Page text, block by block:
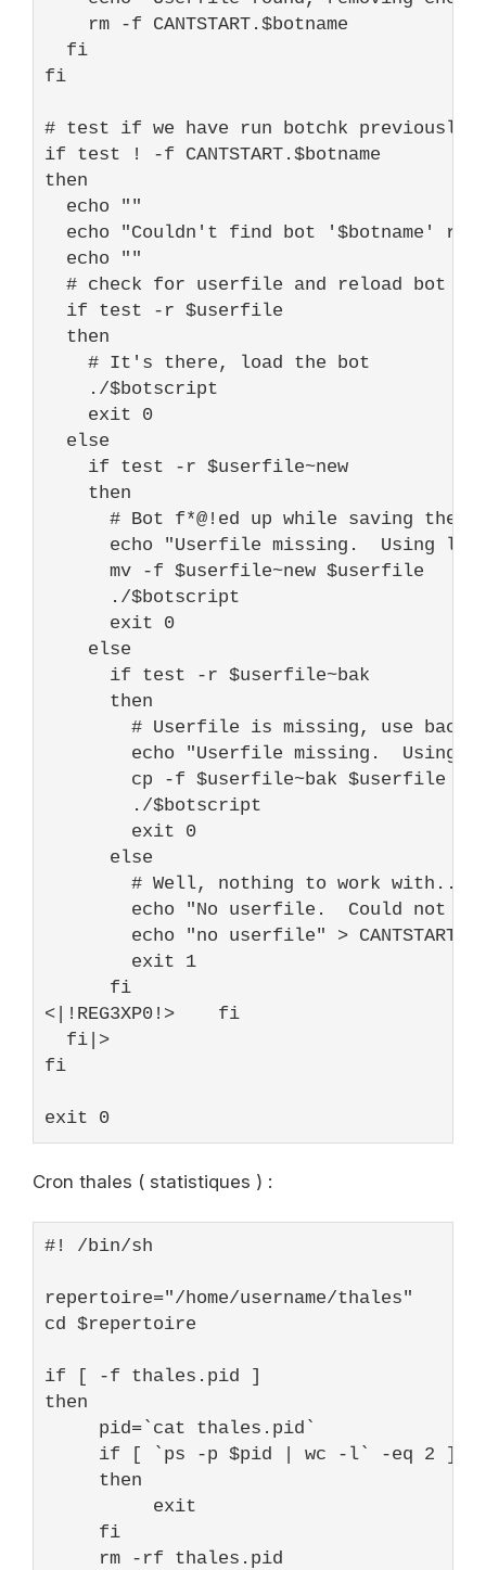
    rm -f CANTSTART.
$botname
  fi
fi
# test if we have run botchk
if test ! -f CANTSTART. $botname
then
echo
""
echo
"Couldn't find bot '$botname'
echo
""
# check for userfile and reload bot if
if test -r $userfile
  then
# It's there, load the bot
    ./
$botscript
exit
0
else
if test -r $userfile~new
    then
# Bot f*@!ed up while saving
echo
"Userfile missing.  Using
      mv -f
$userfile~new $userfile
      ./
$botscript
exit
0
else
if test -r $userfile~bak
      then
# Userfile is missing, use
echo
"Userfile missing.  Using
        cp -f
$userfile~bak $userfile
        ./
$botscript
exit
0
else
# Well, nothing to work with...
echo
"No userfile.  Could not
echo
"no userfile" > CANTSTART.
exit
1
      fi
<|!REG3XP0!>    fi
  fi|>
fi
exit 0
Cron thales ( statistiques ) :
#! /bin/sh
repertoire="/home/username/thales"
cd $repertoire
if [ -f thales.pid ]
then
     pid=`cat thales.pid`
if [ `ps -p $pid | wc -l` -eq 2 ]
     then
exit
     fi
     rm -rf thales.pid